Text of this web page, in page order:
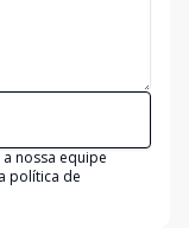
nossa equipe
política de